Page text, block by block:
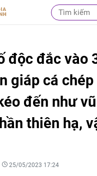
độc đắc vào
giáp cá chép
đến như
thiên hạ,
25/05/2023 17:24